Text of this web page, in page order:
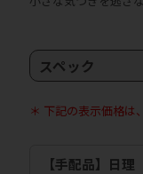
スペック
＊ 下記の表示価格は
【手配品】日